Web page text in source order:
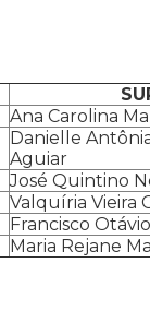
Ana Carolina
Danielle
Aguiar
José Quintino
Valquíria Vieira
Francisco
Maria Rejane